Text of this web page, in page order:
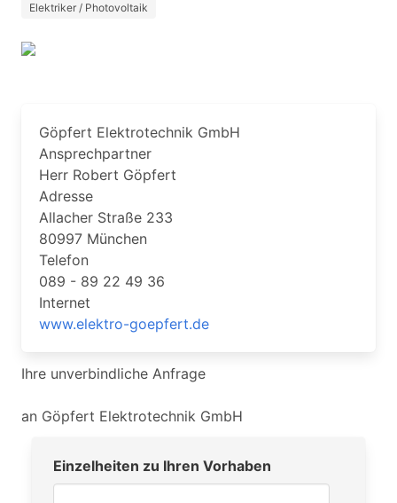
Elektriker / Photovoltaik
Göpfert Elektrotechnik GmbH
Ansprechpartner
Herr Robert Göpfert
Adresse
Allacher Straße 233
80997 München
Telefon
089 - 89 22 49 36
Internet
www.elektro-goepfert.de
Ihre unverbindliche Anfrage
an Göpfert Elektrotechnik GmbH
Einzelheiten zu Ihren Vorhaben